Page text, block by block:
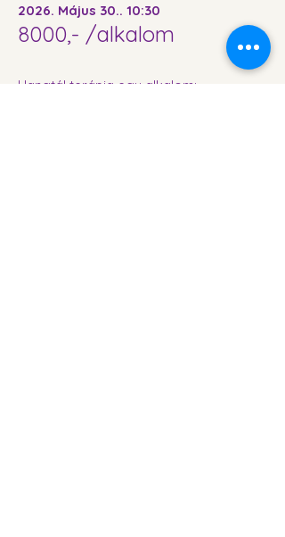
2026. Május 30.. 10:30
8000,- /alkalom
Hangtál terápia egy alkalom: